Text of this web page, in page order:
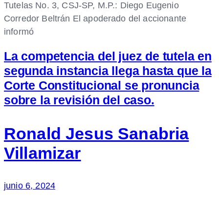
Tutelas No. 3, CSJ-SP, M.P.: Diego Eugenio
Corredor Beltrán El apoderado del accionante
informó
La competencia del juez de tutela en
segunda instancia llega hasta que la
Corte Constitucional se pronuncia
sobre la revisión del caso.
Ronald Jesus Sanabria
Villamizar
junio 6, 2024